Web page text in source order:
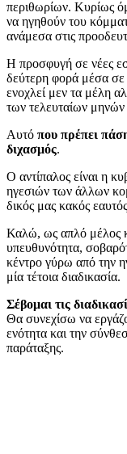
περιθωρίων. Κυρίως
να ηγηθούν του
ανάμεσα στις
Η προσφυγή σε νέες
δεύτερη φορά μέσα σε
ενοχλεί μεν τα μέλη
των τελευταίων μηνών
Αυτό που πρέπει
διχασμός.
Ο αντίπαλος είναι η
ηγεσιών των άλλων
δικός μας κακός
Καλώ, ως απλό μέλος
υπευθυνότητα,
κέντρο γύρω από την
μία τέτοια διαδικασία.
Σέβομαι τις
Θα συνεχίσω να
ενότητα και την
παράταξης.